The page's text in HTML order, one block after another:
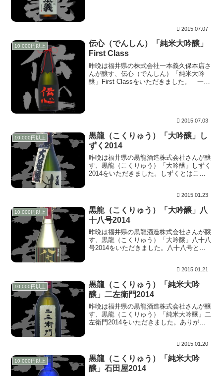
2015.07.07
10,000円以上
伝心（でんしん）「純米大吟醸」
First Class
昨晩は福井県の株式会社一本義久保本店さ
んが醸す、伝心（でんしん）「純米大吟
醸」First Classをいただきました。 一本
2015.07.03
10,000円以上
黒龍（こくりゅう）「大吟醸」し
ずく2014
昨晩は福井県の黒龍酒造株式会社さんが醸
す、黒龍（こくりゅう）「大吟醸」しずく
2014をいただきました。しずくとはこの
て、滴り落ちてくる「雫（しずく）」を集
めたことか...
2015.01.23
10,000円以上
黒龍（こくりゅう）「大吟醸」八
十八号2014
昨晩は福井県の黒龍酒造株式会社さんが醸
す、黒龍（こくりゅう）「大吟醸」八十八
号2014をいただきました。八十八号とは
から付けられた名前です。同封されていた
紙には「お...
2015.01.21
10,000円以上
黒龍（こくりゅう）「純米大吟
醸」二左衛門2014
昨晩は福井県の黒龍酒造株式会社さんが醸
す、黒龍（こくりゅう）「純米大吟醸」二
左衛門2014をいただきました。ありがた
す。 昨年同様、口上が同封されておりま
したが内容は変...
2015.01.20
10,000円以上
黒龍（こくりゅう）「純米大吟
醸」石田屋2014